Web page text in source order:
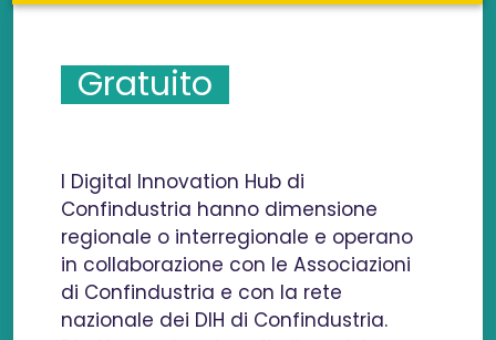
Gratuito
I Digital Innovation Hub di
Confindustria hanno dimensione
regionale o interregionale e operano
in collaborazione con le Associazioni
di Confindustria e con la rete
nazionale dei DIH di Confindustria.